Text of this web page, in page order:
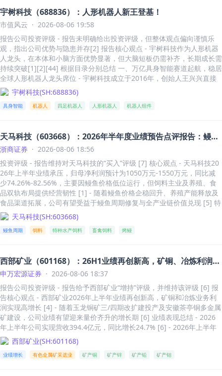
-05 03-05 04-05 05-05 06-05 07-05 08-05 百润股份 沪深300指数 (收益
率) 相关研究 《百润股份（002568）点评：25Q2 点 评：预调酒业务持
...
宇树科技（688836）：人形机器人新王登基！
市值风云 · 2026-08-06 19:58
报告公司投资评级 - 报告未明确给出投资评级，但整体观点偏向谨慎乐
观，指出公司优势与隐患并存[2] 报告核心观点 - 宇树科技作为人形机器
人龙头，在本体和小脑方面优势显著，但大脑短板仍需补齐，长期成长需
持续突破[1][2][44] 根据目录分别总结 一、万亿具身智能赛道起航，稳居
全球人形机器人龙头席位 - 宇树科技成立于2016年，创始人王兴兴直接
及间接持有34.76%股权，通过特别表决权掌握68.78%表决权[3] - 公司
定位为高性能通用机器人公司，产品包括四足机器人和人形机器人[5][6]
[8] - 四足机器人产品线包括AlienGo、A1、Go1、B1、Go2等型号，应
[9] - 通用机器人2030年市场规模将达数百亿美元，带动万亿级产业链发
展[10] - 据GGII预测，2030年全球四足机器人销量将突破56万台，市场
规模超80亿元，其中中国销量近40万台，占比71%，市场规模突破48亿
元[11] - 2030年全球人形机器人市场规模预计达150亿美元，销量增至6
0.57万台；中国人形机器人市场规模将逼近380亿元，销量达27.12万台
[11] - 2023-2025年四足机器人销量分别为3121台、7136台、23037
台，2025年销量增长223%，累计销售超33000台[12] - 2023-2025年人
形机器人销量分别为9台、537台、5511台，2025年出货量全球第一[14]
- 竞争对手优必选2025年人形机器人销量仅1079台，行业分化严重[15][1
6] - 2017年实现四足机器人量产，2023年切入人形机器人量产，2025年
人形机器人收入反超四足机器人[17] - 2025年主营业务收入16.76亿，人
62%）[17] 二、极致成本，规模化量产，60%高毛利率领跑行业 - 2025
年营业收入17亿，归母净利润2.8亿，扣非归母净利润5.9亿[18] - 对比优
必选2025年营业收入20亿，扣非归母净利润亏损7.15亿[19] - 2025年毛
利率60.4%，扣非净利率34.8%，优必选毛利率仅37.67%，净利率-39%
[20] - 核心零部件全自研，包括高性能电机、减速器、灵巧手等，实现技
术复用与协同研发[21] - Go2 Air四足机器人起售价万元以内，G1人形机
器人基础版起售价8.5万元，R1 Air起售价2.99万元[22] - 2025年四足机
器人毛利率56.72%，人形机器人毛利率63.18%[22][23] - 2025年四足机
器人平均单价3.03万/台，人形机器人平均单价16.64万/台[24] - 宇树科
技采用全标准化硬件交付模式，优必选以定制化工业订单为主，交付成本
高[25] - 2025年宇树科技销售费用1.41亿、管理费用0.9亿、研发费用1.4
宇树科技(SH:688836)
具身智能 机器人 四足机器人 人形机器人 机器人组件
天马科技（603668）：2026年半年度业绩预告点评报告：鳗鱼
周期底部蓄力，饲料食品稳健成长
浙商证券 · 2026-08-06 18:56
投资评级 - 报告维持对天马科技的“买入”评级 [7] 核心观点 - 天马科技20
26年上半年业绩承压，归母净利润预计为1050万元-1550万元，同比减
少74.26%-82.56%，主要因鳗鱼价格低位运行，但饲料主业及养殖、食
品双轨布局提供经营韧性 [1] - 随着鳗鱼价格企稳回升、养殖产能释放及
食品渠道拓展，公司有望受益于鳗鱼周期修复与全产业链价值兑现 [5] 特
水饲料量质齐升，畜禽饲料压舱石稳固 - 2026年Q1特种水产饲料业务销
售收入3.27亿元，同比增长84.67% [2] - 2026年Q1特种水产饲料销量2.8
1万吨，同比增长104.32%，得益于市场渠道创新、产品结构优化及供应
但凭借规模优势保持稳健，与特水饲料形成互补，平滑鳗鱼周期波动 [2]
活鳗价格自低位企稳回升，出口订单加速修复 - 鳗鱼价格自2025年四季
度步入低谷，现因鳗苗供给收缩和大规格鳗鱼存塘不足而企稳回升，下半
年在日本鳗鱼节催化下有望向好 [3] - 2025年公司鳗鱼出池量1.87万吨，
创历史新高，以美洲鳗为主 [3] - 2026年H1出池量7638.07吨，伴随日本
鳗苗逐步成熟，后续日本鳗上市规模将提升 [3] - 公司预计2026年鳗鱼出
鱼2.5万吨以上，力争达到3万吨 [3] - 行业周期底部，日本鳗苗价格低
位，公司采取以投放日本鳗苗为主的策略，择机持续投苗 [3] - 公司建成
四大活鳗出口中转场，分别对接日本、韩国、东南亚市场，多个养殖基地
具备活鳗出口资质，计划扩大活鳗出口规模 [3] 食品端烤鳗订单稳增，全
球化双轨布局持续深化 - 2026年Q1食品业务营业收入1.76亿元，烤鳗销
天马科技(SH:603668)
鳗鱼周期 饲料 特种水产饲料 畜禽饲料 烤鳗
西部矿业（601168）：26H1业绩再创新高，矿铜、冶炼利润高
增：西部矿业（601168）：
申万宏源证券 · 2026-08-06 18:37
报告公司投资评级 - 报告给予西部矿业“增持”评级，并维持该评级 [6] 报
告核心观点 - 西部矿业2026年上半年业绩再创新高，矿铜和冶炼业务利
润实现高增长 [4] - 随着玉龙铜矿三/四期改扩建投产及安徽茶亭铜多金属
矿建设，公司业绩有望迎来量价齐升的增长期 [6] 业绩表现总结 - 2026
年上半年公司实现营收394.4亿元，同比增长24.7% [6] - 2026年上半年
归母净利润41.7亿元，同比增长123.0% [6] - 2026年上半年扣非归母净
利润42.1亿元，同比增长130.0% [6] - 2026年上半年冶炼净利润5.95亿
元，玉龙铜矿净利润（持股58%）50.59亿元 [6] - 2026年第二季度实现
西部矿业(SH:601168)
业绩增长 有色金属矿采选业 矿产铜 矿产锌 矿产铅 矿产钼